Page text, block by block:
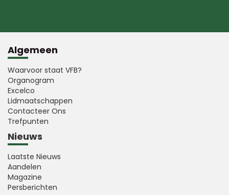
Algemeen
Waarvoor staat VFB?
Organogram
Excelco
Lidmaatschappen
Contacteer Ons
Trefpunten
Nieuws
Laatste Nieuws
Aandelen
Magazine
Persberichten